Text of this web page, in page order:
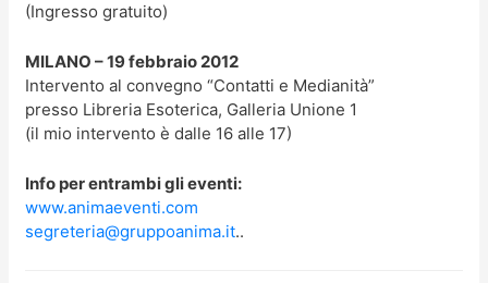
(Ingresso gratuito)
MILANO – 19 febbraio 2012
Intervento al convegno “Contatti e Medianità”
presso Libreria Esoterica, Galleria Unione 1
(il mio intervento è dalle 16 alle 17)
Info per entrambi gli eventi:
www.animaeventi.com
segreteria@gruppoanima.it..